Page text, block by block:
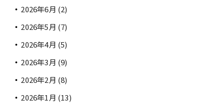
2026年6月 (2)
2026年5月 (7)
2026年4月 (5)
2026年3月 (9)
2026年2月 (8)
2026年1月 (13)